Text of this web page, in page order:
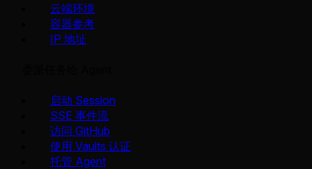
云端环境
容器参考
IP 地址
启动 Session
SSE 事件流
访问 GitHub
使用 Vaults 认证
托管 Agent